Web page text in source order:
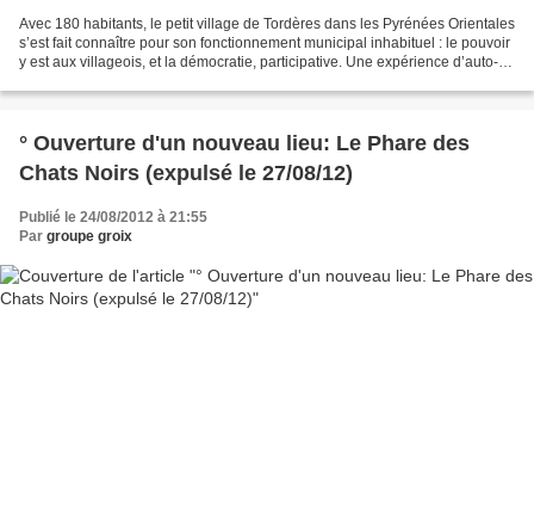
Avec 180 habitants, le petit village de Tordères dans les Pyrénées Orientales
s’est fait connaître pour son fonctionnement municipal inhabituel : le pouvoir
y est aux villageois, et la démocratie, participative. Une expérience d’auto-
° Ouverture d'un nouveau lieu: Le Phare des
Chats Noirs (expulsé le 27/08/12)
Publié le 24/08/2012 à 21:55
Par groupe groix